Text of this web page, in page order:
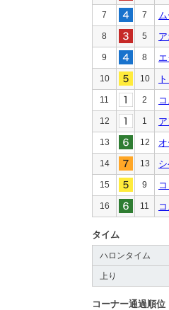
7 7
8 5
9 8
10 10
11 2
12 1
13 12
14 13
15 9
16 11
タイム
ハロンタイム
上り
コーナー通過順位